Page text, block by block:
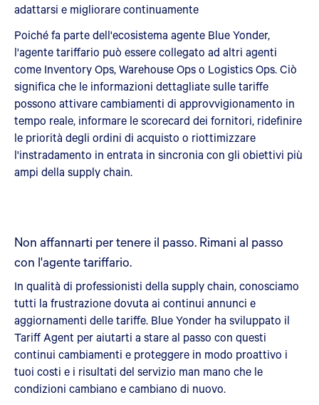
adattarsi e migliorare continuamente
Poiché fa parte dell'ecosistema agente Blue Yonder,
l'agente tariffario può essere collegato ad altri agenti
come Inventory Ops, Warehouse Ops o Logistics Ops. Ciò
significa che le informazioni dettagliate sulle tariffe
possono attivare cambiamenti di approvvigionamento in
tempo reale, informare le scorecard dei fornitori, ridefinire
le priorità degli ordini di acquisto o riottimizzare
l'instradamento in entrata in sincronia con gli obiettivi più
ampi della supply chain.
Non affannarti per tenere il passo. Rimani al passo
con l'agente tariffario.
In qualità di professionisti della supply chain, conosciamo
tutti la frustrazione dovuta ai continui annunci e
aggiornamenti delle tariffe. Blue Yonder ha sviluppato il
Tariff Agent per aiutarti a stare al passo con questi
continui cambiamenti e proteggere in modo proattivo i
tuoi costi e i risultati del servizio man mano che le
condizioni cambiano e cambiano di nuovo.